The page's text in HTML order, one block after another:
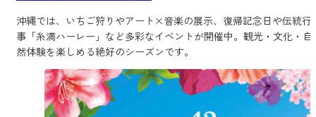
沖縄では、いちご狩りやアート×音楽の展示、復帰記念日や伝統行
事「糸満ハーレー」など多彩なイベントが開催中。観光・文化・自
然体験を楽しめる絶好のシーズンです。